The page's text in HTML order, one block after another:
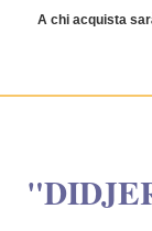
A chi acquista